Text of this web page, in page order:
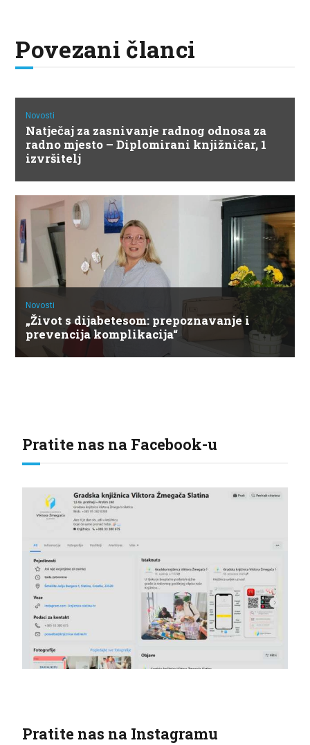
Povezani članci
Novosti
Natječaj za zasnivanje radnog odnosa za
radno mjesto – Diplomirani knjižničar, 1
izvršitelj
Novosti
„Život s dijabetesom: prepoznavanje i
prevencija komplikacija“
Pratite nas na Facebook-u
Pratite nas na Instagramu